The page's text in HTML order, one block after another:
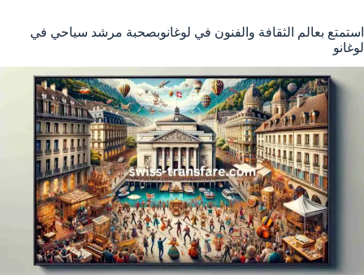
استمتع بعالم الثقافة والفنون في لوغانوبصحبة مرشد سياحي في
لوغانو